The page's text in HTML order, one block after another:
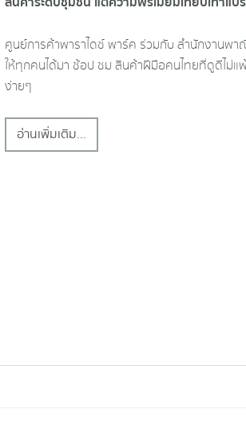
ศูนย์การค้าพาราไดซ์ พาร์ค ร่วมกับ สำนักงานพ
ให้ทุกคนได้มา ช้อป ชม สินค้าฝีมือคนไทยที่ดูดีไม่แ
ง่ายๆ
อ่านเพิ่มเติม...